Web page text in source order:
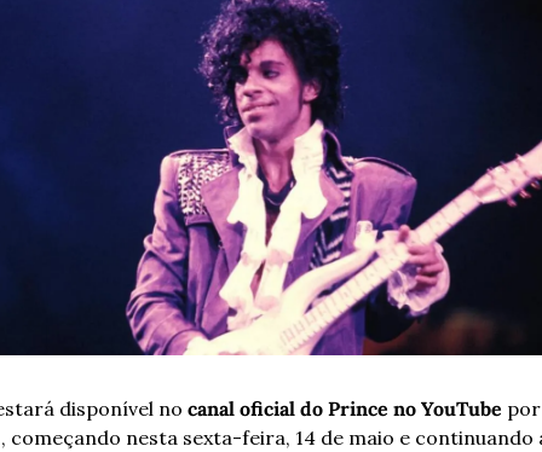
disponível no canal oficial do Prince no YouTube
começando nesta sexta-feira, 14 de maio e continuando